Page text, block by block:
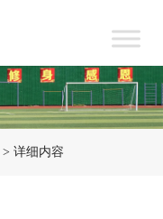
> 详细内容